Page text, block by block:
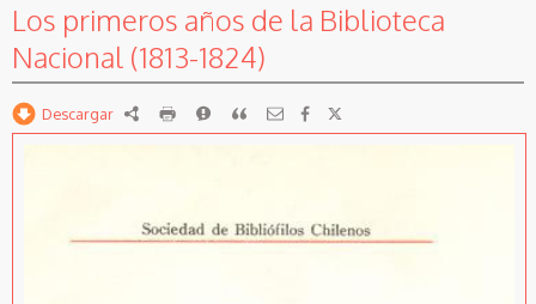
Los primeros años de la Biblioteca
Nacional (1813-1824)
Descargar RDF imprimirReportarCitar